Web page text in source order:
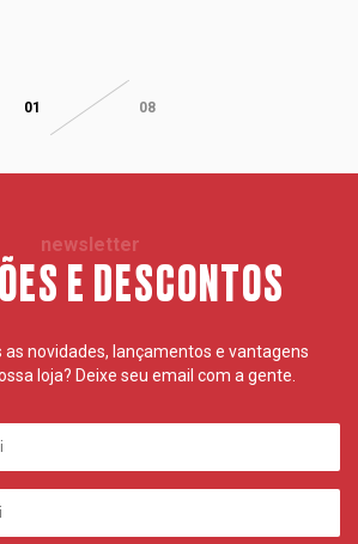
01 08
newsletter
E DESCONTOS
as novidades, lançamentos e vantagens
loja? Deixe seu email com a gente.